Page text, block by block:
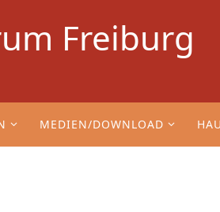
Freiburg
MEDIEN/DOWNLOAD